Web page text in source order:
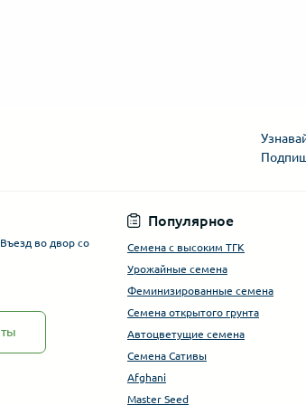
во двор со
Популярное
Семена с высоким ТГК
Урожайные семена
Феминизированные семена
Семена открытого грунта
Автоцветущие семена
Семена Сативы
Afghani
Master Seed